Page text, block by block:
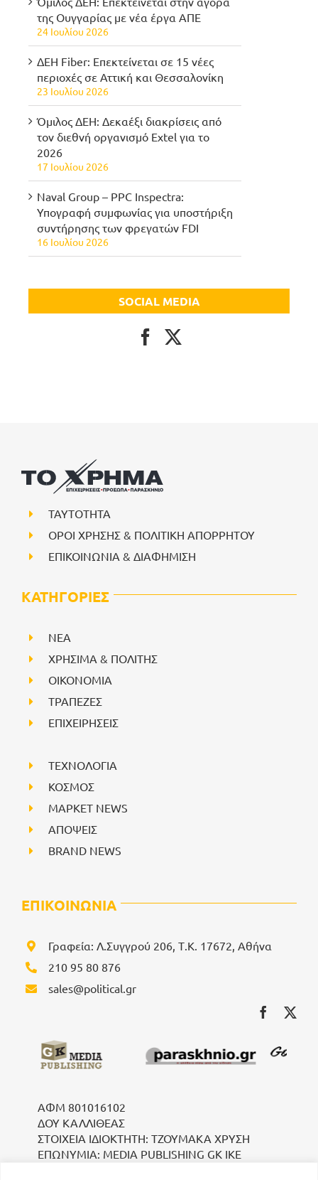
της Ουγγαρίας με νέα έργα ΑΠΕ
24 Ιουλίου 2026
ΔΕΗ Fiber: Επεκτείνεται σε 15 νέες
περιοχές σε Αττική και Θεσσαλονίκη
23 Ιουλίου 2026
Όμιλος ΔΕΗ: Δεκαέξι διακρίσεις από
τον διεθνή οργανισμό Extel για το
2026
17 Ιουλίου 2026
Naval Group – PPC Inspectra:
Υπογραφή συμφωνίας για υποστήριξη
συντήρησης των φρεγατών FDI
16 Ιουλίου 2026
SOCIAL MEDIA
ΤΑΥΤΟΤΗΤΑ
ΟΡΟΙ ΧΡΗΣΗΣ & ΠΟΛΙΤΙΚΗ ΑΠΟΡΡΗΤΟΥ
ΕΠΙΚΟΙΝΩΝΙΑ & ΔΙΑΦΗΜΙΣΗ
ΚΑΤΗΓΟΡΙΕΣ
NEA
ΧΡΗΣΙΜΑ & ΠΟΛΙΤΗΣ
ΟΙΚΟΝΟΜΙΑ
ΤΡΑΠΕΖΕΣ
ΕΠΙΧΕΙΡΗΣΕΙΣ
ΤΕΧΝΟΛΟΓΙΑ
ΚΟΣΜΟΣ
ΜΑΡΚΕΤ NEWS
ΑΠΟΨΕΙΣ
BRAND NEWS
ΕΠΙΚΟΙΝΩΝΙΑ
Γραφεία: Λ.Συγγρού 206, Τ.Κ. 17672, Αθήνα
210 95 80 876
sales@political.gr
ΑΦΜ 801016102
ΔΟΥ ΚΑΛΛΙΘΕΑΣ
ΣΤΟΙΧΕΙΑ ΙΔΙΟΚΤΗΤΗ: ΤΖΟΥΜΑΚΑ ΧΡΥΣΗ
ΕΠΩΝΥΜΙΑ: MEDIA PUBLISHING GK IKE